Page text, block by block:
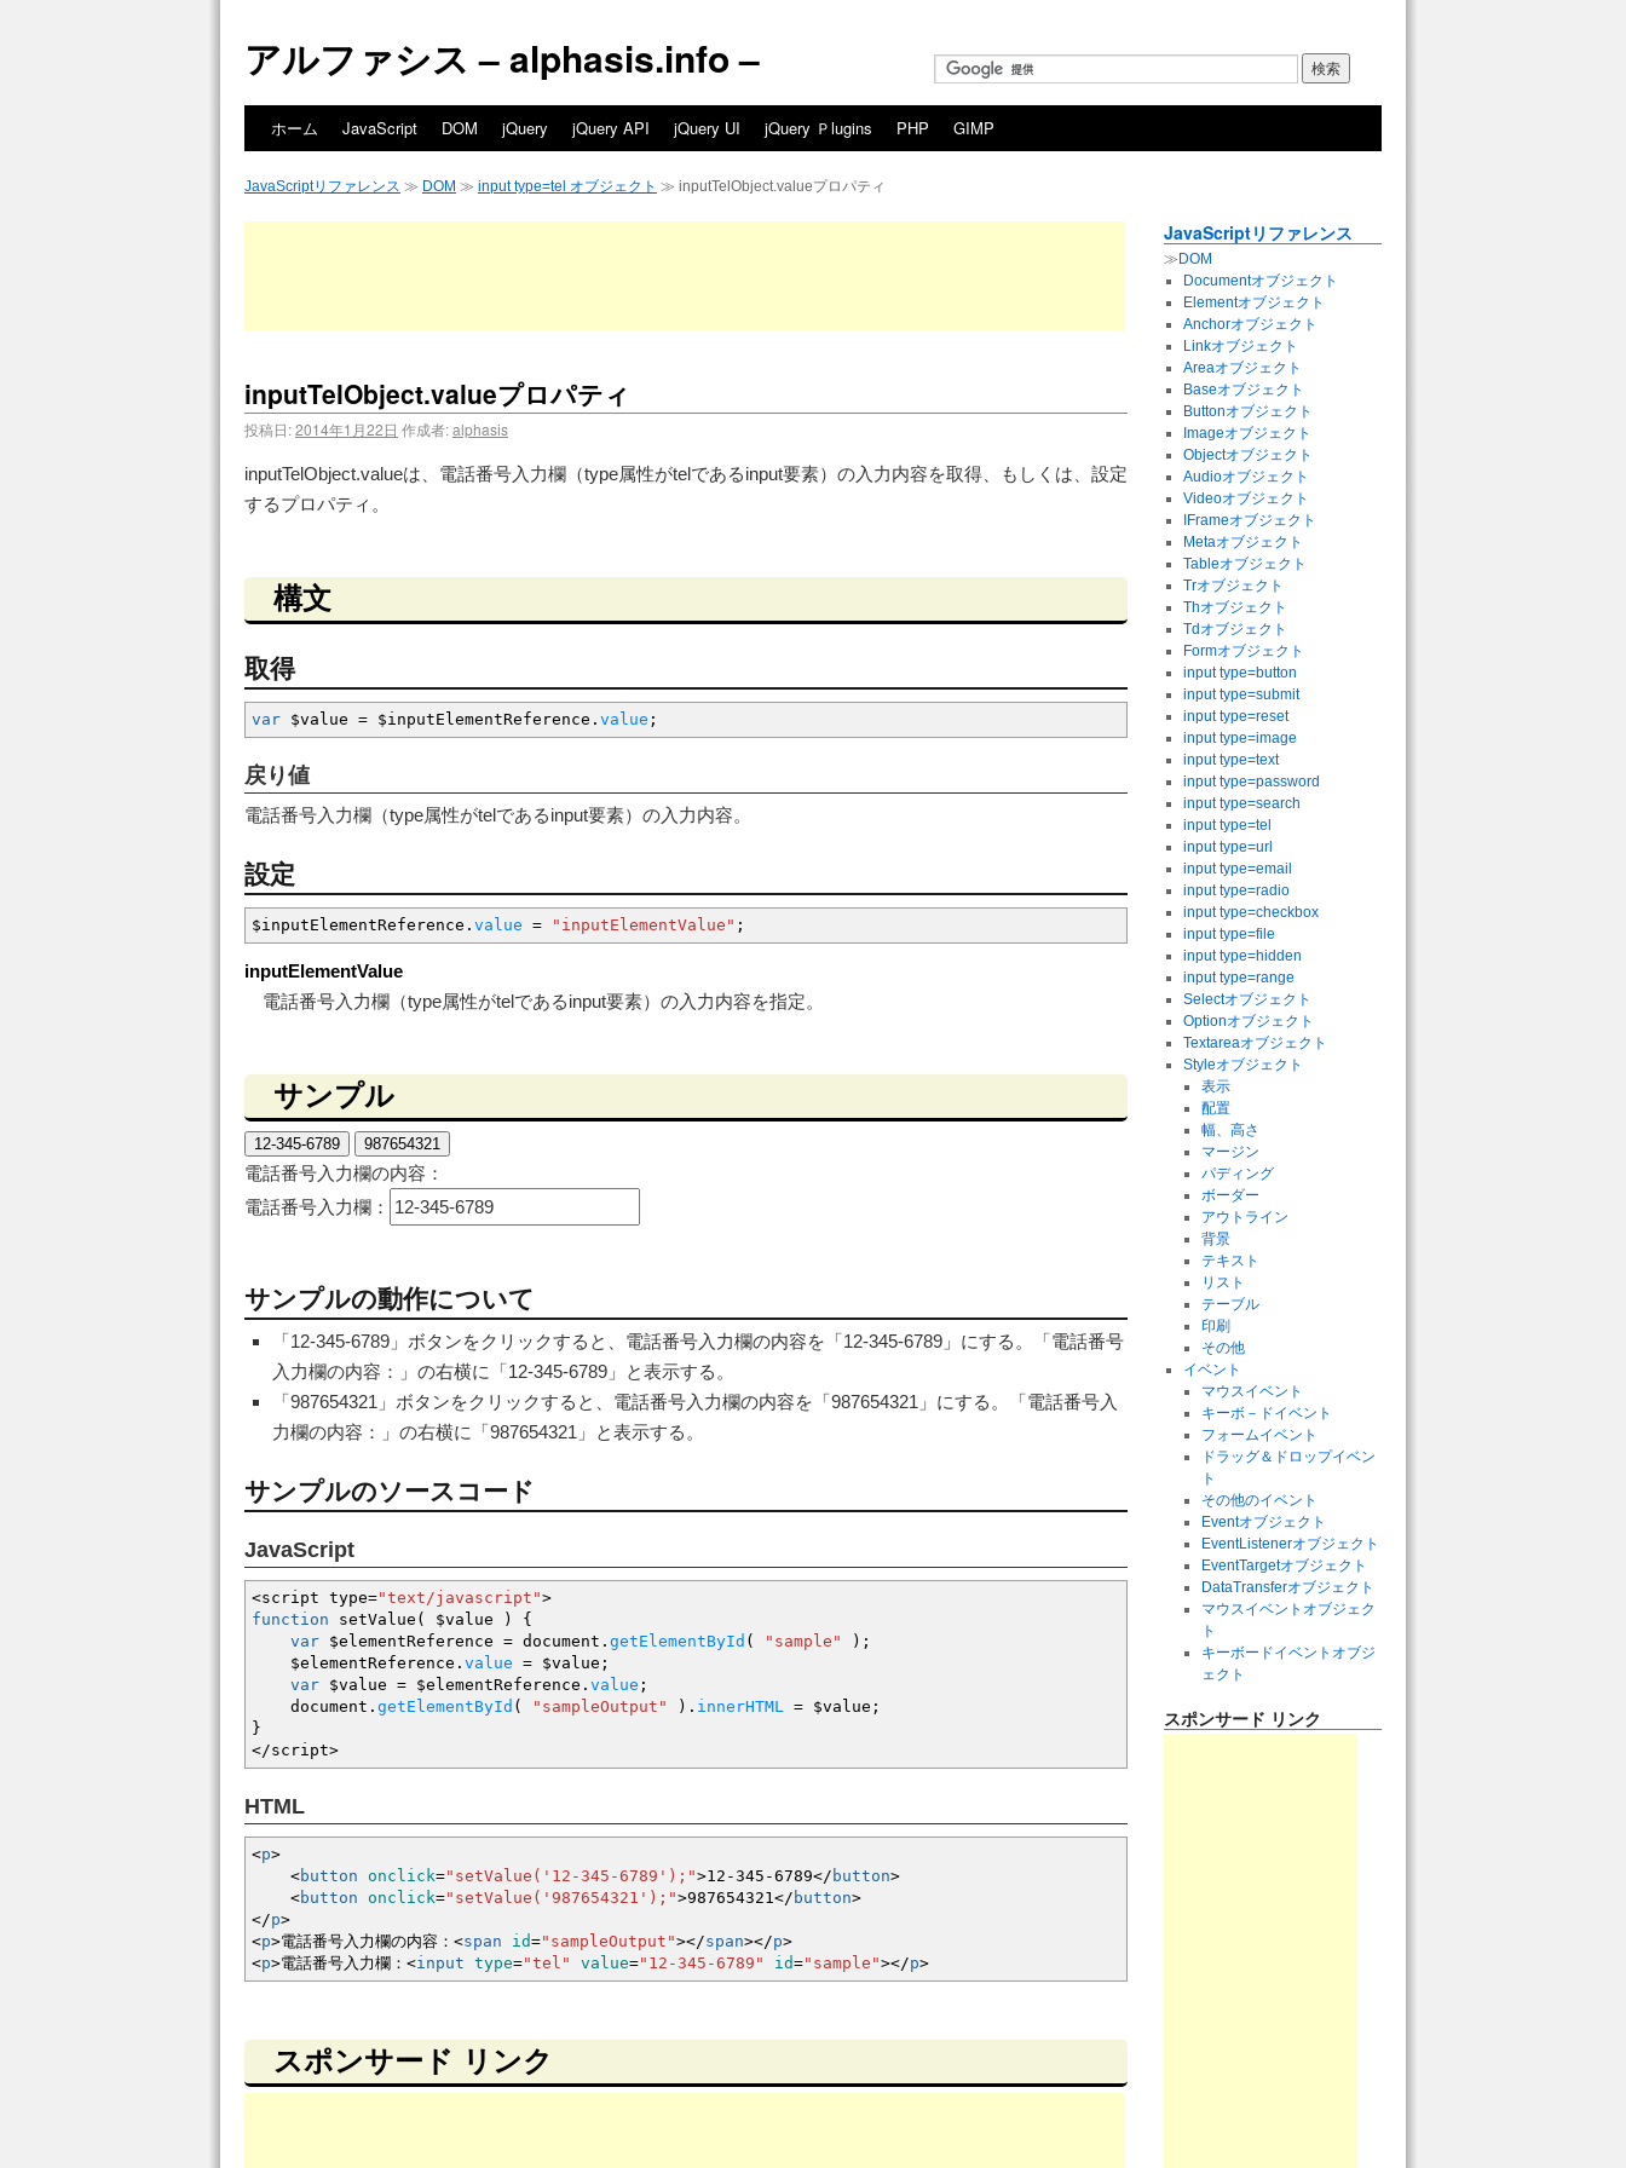
アルファシス – alphasis.info –
ホーム JavaScript DOM jQuery jQuery API jQuery UI jQuery Ｐlugins PHP GIMP
JavaScriptリファレンス ≫ DOM ≫ input type=tel オブジェクト ≫ inputTelObject.valueプロパティ
inputTelObject.valueプロパティ
投稿日:2014年1月22日 作成者:alphasis
inputTelObject.valueは、電話番号入力欄（type属性がtelであるinput要素）の入力内容を取得、もしくは、設定
するプロパティ。
構文
取得
var $value = $inputElementReference. value ;
戻り値
電話番号入力欄（type属性がtelであるinput要素）の入力内容。
設定
$inputElementReference. value = "inputElementValue" ;
inputElementValue
電話番号入力欄（type属性がtelであるinput要素）の入力内容を指定。
サンプル
12-345-6789 987654321
電話番号入力欄の内容：
電話番号入力欄：
サンプルの動作について
「12-345-6789」ボタンをクリックすると、電話番号入力欄の内容を「12-345-6789」にする。「電話番号
入力欄の内容：」の右横に「12-345-6789」と表示する。
「987654321」ボタンをクリックすると、電話番号入力欄の内容を「987654321」にする。「電話番号入
力欄の内容：」の右横に「987654321」と表示する。
サンプルのソースコード
JavaScript
<script type="text/javascript">
function setValue ( $value )
{
var $elementReference = document. getElementById ( "sample" ) ;
$elementReference. value = $value ;
var $value = $elementReference. value ;
document. getElementById ( "sampleOutput" ) . innerHTML = $value ;
}
</script>
HTML
<p>
<button onclick="setValue('12-345-6789');">12-345-6789</ button>
<button onclick="setValue('987654321');">987654321</ button>
</p>
<p>電話番号入力欄の内容： <span id="sampleOutput"></span></p>
<p>電話番号入力欄： <input type="tel" value="12-345-6789" id="sample"></p>
スポンサード リンク
JavaScriptリファレンス
≫ DOM
Documentオブジェクト
Elementオブジェクト
Anchorオブジェクト
Linkオブジェクト
Areaオブジェクト
Baseオブジェクト
Buttonオブジェクト
Imageオブジェクト
Objectオブジェクト
Audioオブジェクト
Videoオブジェクト
IFrameオブジェクト
Metaオブジェクト
Tableオブジェクト
Trオブジェクト
Thオブジェクト
Tdオブジェクト
Formオブジェクト
input type=button
input type=submit
input type=reset
input type=image
input type=text
input type=password
input type=search
input type=tel
input type=url
input type=email
input type=radio
input type=checkbox
input type=file
input type=hidden
input type=range
Selectオブジェクト
Optionオブジェクト
Textareaオブジェクト
Styleオブジェクト
表示
配置
幅、高さ
マージン
パディング
ボーダー
アウトライン
背景
テキスト
リスト
テーブル
印刷
その他
イベント
マウスイベント
キーボ－ドイベント
フォームイベント
ドラッグ＆ドロップイベン
ト
その他のイベント
Eventオブジェクト
EventListenerオブジェクト
EventTargetオブジェクト
DataTransferオブジェクト
マウスイベントオブジェク
ト
キーボードイベントオブジ
ェクト
スポンサード リンク